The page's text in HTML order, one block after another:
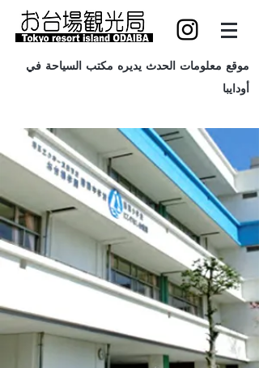
موقع معلومات الحدث يديره مكتب السياحة في
أودايبا